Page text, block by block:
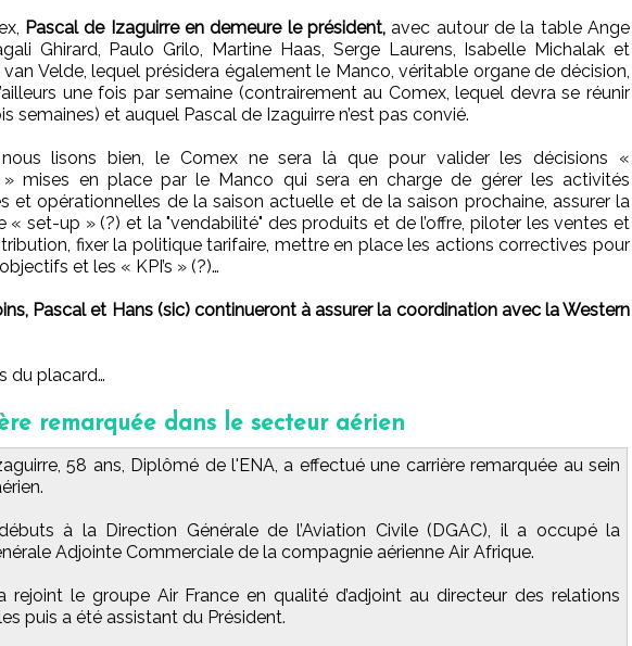
Pascal de Izaguirre en demeure le président, avec autour de la table Ange
Ghirard, Paulo Grilo, Martine Haas, Serge Laurens, Isabelle Michalak et
Velde, lequel présidera également le Manco, véritable organe de décision,
une fois par semaine (contrairement au Comex, lequel devra se réunir
semaines) et auquel Pascal de Izaguirre n’est pas convié.
nous lisons bien, le Comex ne sera là que pour valider les décisions «
mises en place par le Manco qui sera en charge de gérer les activités
et opérationnelles de la saison actuelle et de la saison prochaine, assurer la
« set-up » (?) et la "vendabilité" des produits et de l’offre, piloter les ventes et
fixer la politique tarifaire, mettre en place les actions correctives pour
et les « KPI’s » (?)…
Pascal et Hans (sic) continueront à assurer la coordination avec la Western
du placard…
remarquée dans le secteur aérien
58 ans, Diplômé de l'ENA, a effectué une carrière remarquée au sein
à la Direction Générale de l’Aviation Civile (DGAC), il a occupé la
Adjointe Commerciale de la compagnie aérienne Air Afrique.
rejoint le groupe Air France en qualité d’adjoint au directeur des relations
puis a été assistant du Président.